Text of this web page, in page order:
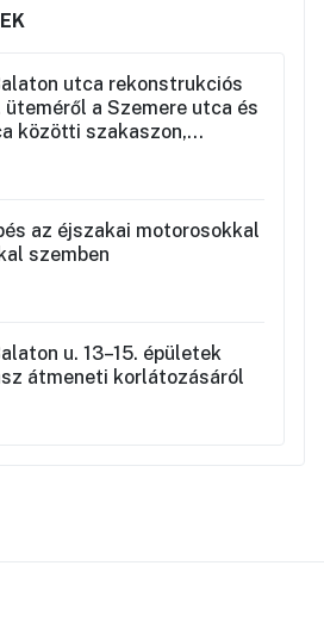
utca rekonstrukciós
utca és
közötti szakaszon,
ideiglenes forgalmi
az éjszakai motorosokkal
szemben
u. 13–15. épületek
előtti járdaszakasz átmeneti korlátozásáról